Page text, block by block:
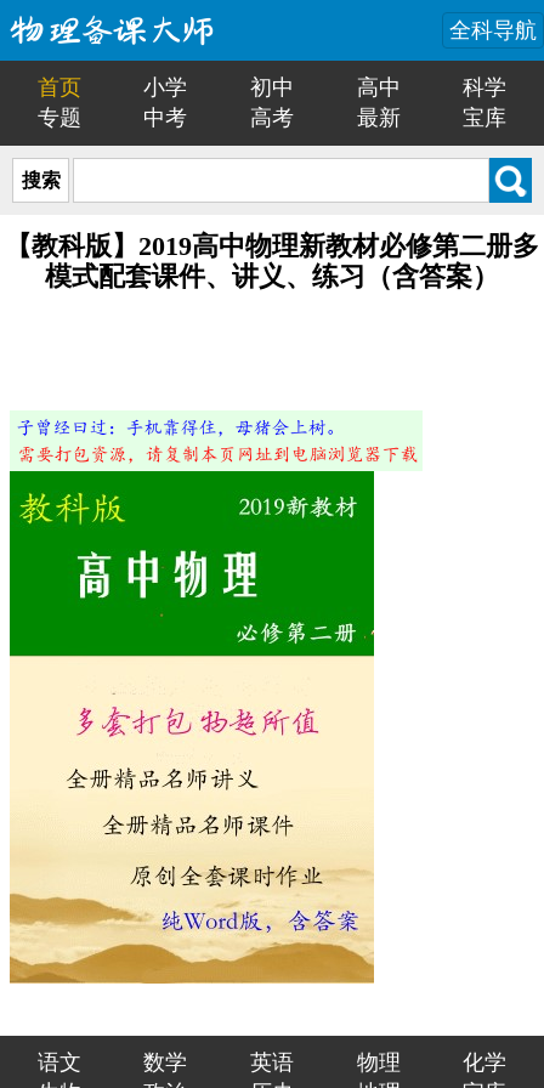
全科导航
首页 小学 初中 高中
科学
专题
中考 高考 最新 宝库
搜索
【教科版】2019高中物理新教材必修第二册多
模式配套课件、讲义、练习（含答案）
语文 数学 英语 物理
化学